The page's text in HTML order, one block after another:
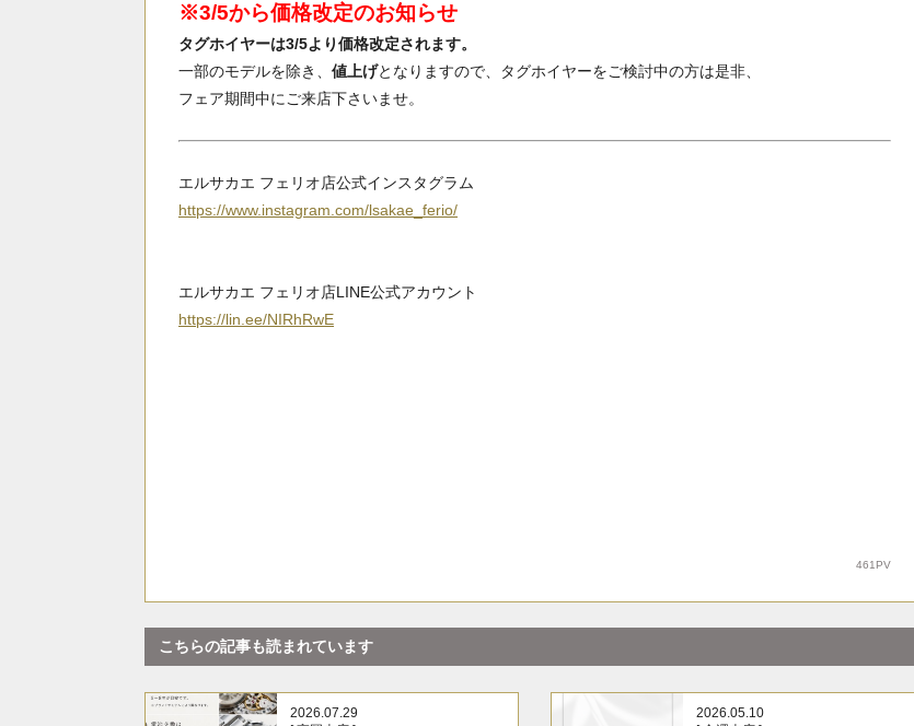
※3/5から価格改定のお知らせ
タグホイヤーは3/5より価格改定されます。
一部のモデルを除き、 値上げとなりますので、タグホイヤーをご検討中の方は是非、
フェア期間中にご来店下さいませ。
エルサカエ フェリオ店公式インスタグラム
https://www.instagram.com/lsakae_ferio/
エルサカエ フェリオ店LINE公式アカウント
https://lin.ee/NIRhRwE
461PV
こちらの記事も読まれています
2026.07.29
2026.05.10